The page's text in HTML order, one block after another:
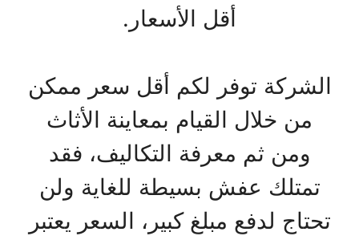
أقل الأسعار.
الشركة توفر لكم أقل سعر ممكن
من خلال القيام بمعاينة الأثاث
ومن ثم معرفة التكاليف، فقد
تمتلك عفش بسيطة للغاية ولن
تحتاج لدفع مبلغ كبير، السعر يعتبر